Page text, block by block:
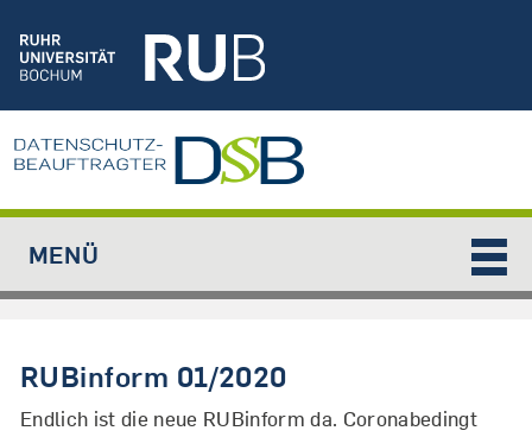
MENÜ
RUBinform 01/2020
Endlich ist die neue RUBinform da. Coronabedingt